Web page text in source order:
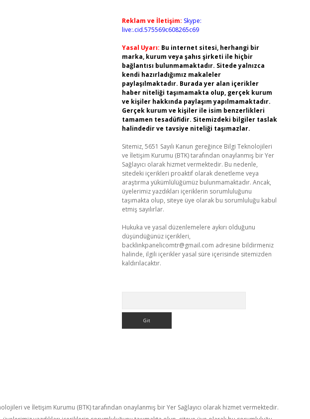
Reklam ve İletişim: Skype:
live:.cid.575569c608265c69
Yasal Uyarı: Bu internet sitesi, herhangi bir
marka, kurum veya şahıs şirketi ile hiçbir
bağlantısı bulunmamaktadır. Sitede yalnızca
kendi hazırladığımız makaleler
paylaşılmaktadır. Burada yer alan içerikler
haber niteliği taşımamakta olup, gerçek kurum
ve kişiler hakkında paylaşım yapılmamaktadır.
Gerçek kurum ve kişiler ile isim benzerlikleri
tamamen tesadüfidir. Sitemizdeki bilgiler taslak
halindedir ve tavsiye niteliği taşımazlar.
Sitemiz, 5651 Sayılı Kanun gereğince Bilgi Teknolojileri
ve İletişim Kurumu (BTK) tarafından onaylanmış bir Yer
Sağlayıcı olarak hizmet vermektedir. Bu nedenle,
sitedeki içerikleri proaktif olarak denetleme veya
araştırma yükümlülüğümüz bulunmamaktadır. Ancak,
üyelerimiz yazdıkları içeriklerin sorumluluğunu
taşımakta olup, siteye üye olarak bu sorumluluğu kabul
etmiş sayılırlar.
Hukuka ve yasal düzenlemelere aykırı olduğunu
düşündüğünüz içerikleri,
backlinkpanelicomtr@gmail.com adresine bildirmeniz
halinde, ilgili içerikler yasal süre içerisinde sitemizden
kaldırılacaktır.
ve İletişim Kurumu (BTK) tarafından onaylanmış bir Yer Sağlayıcı olarak hizmet vermektedir.